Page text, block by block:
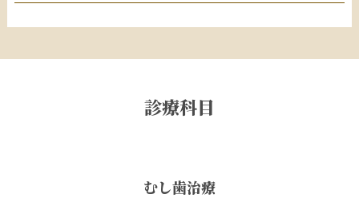
診療科目
むし歯治療